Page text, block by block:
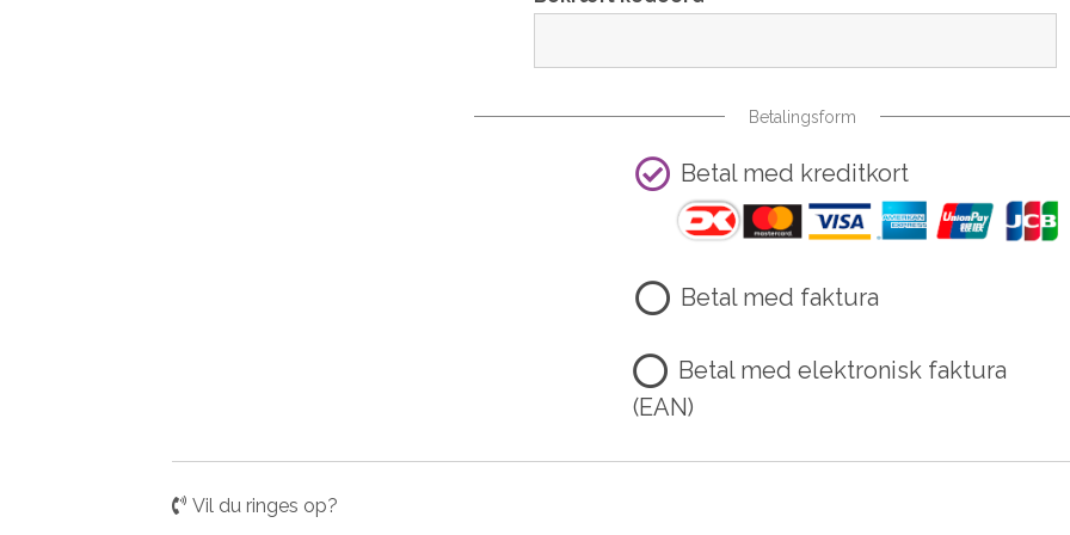
Betalingsform
Betal med kreditkort
Betal med faktura
Betal med elektronisk faktura
(EAN)
Vil du ringes op?